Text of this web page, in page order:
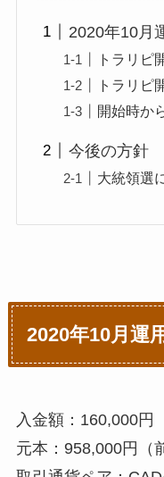
2020年10月
トラリピ
トラリピ
開始時か
今後の方針
大統領選
2020年10月運
入金額：160,000円
元本：958,000円